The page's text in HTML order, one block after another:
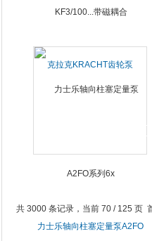
克拉克KRACHT齿轮泵
力士乐轴向柱塞定量泵A2FO
共 3000 条记录，当前 70 / 125 页